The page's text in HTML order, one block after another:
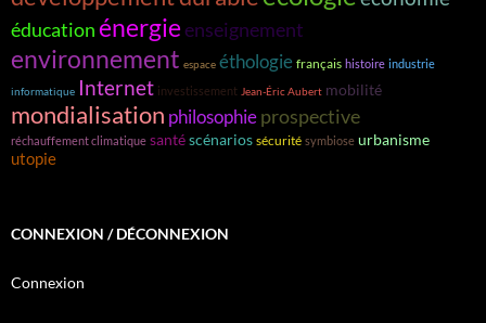
éducationénergie enseignement
environnement espace éthologie français histoire industrie
informatique Internet investissement Jean-Éric Aubert mobilité
mondialisation philosophieprospective
réchauffement climatique santéscénarios sécurité symbiose urbanisme
utopie
CONNEXION / DÉCONNEXION
Connexion